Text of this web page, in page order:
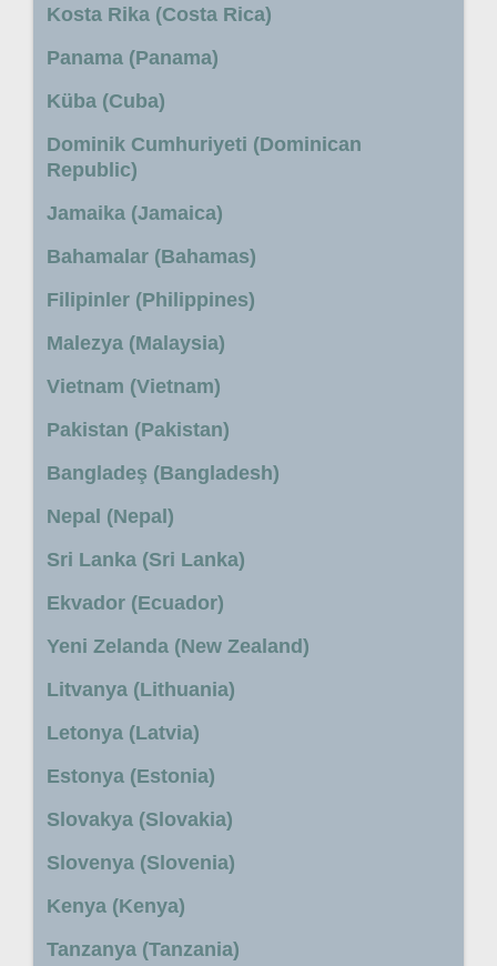
Kosta Rika (Costa Rica)
Panama (Panama)
Küba (Cuba)
Dominik Cumhuriyeti (Dominican
Republic)
Jamaika (Jamaica)
Bahamalar (Bahamas)
Filipinler (Philippines)
Malezya (Malaysia)
Vietnam (Vietnam)
Pakistan (Pakistan)
Bangladeş (Bangladesh)
Nepal (Nepal)
Sri Lanka (Sri Lanka)
Ekvador (Ecuador)
Yeni Zelanda (New Zealand)
Litvanya (Lithuania)
Letonya (Latvia)
Estonya (Estonia)
Slovakya (Slovakia)
Slovenya (Slovenia)
Kenya (Kenya)
Tanzanya (Tanzania)